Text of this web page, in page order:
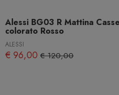
Alessi BG03 R Mattina
colorato Rosso
ALESSI
€ 96,00 € 120,00